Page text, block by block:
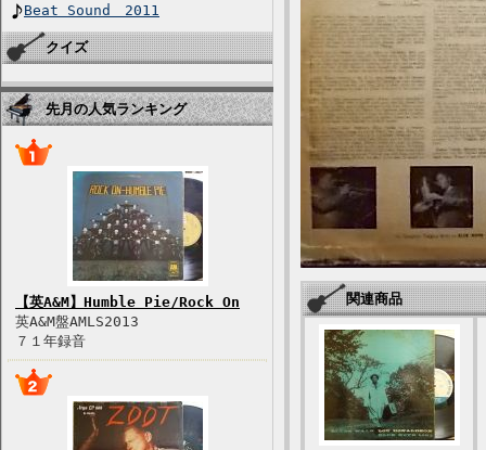
Beat Sound 2011
クイズ
先月の人気ランキング
【英A&M】Humble Pie/Rock On
英A&M盤AMLS2013
７１年録音
関連商品